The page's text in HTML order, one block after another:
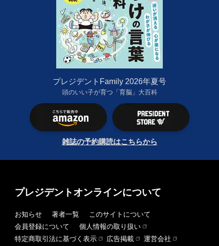
プレジデントFamily 2026年夏号
頭のいい子が育つ「育脳」大百科
雑誌の予約購読はこちらから
プレジデントオンラインについて
お知らせ 著者一覧
このサイトについて
会員登録について
個人情報の取り扱い
特定商取引法に基づく表示
広告掲載
運営会社